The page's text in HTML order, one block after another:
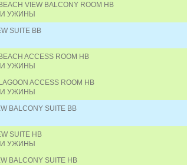
VIEW BALCONY ROOM HB
И УЖИНЫ
SUITE BB
ACCESS ROOM HB
И УЖИНЫ
ACCESS ROOM HB
И УЖИНЫ
BALCONY SUITE BB
SUITE HB
И УЖИНЫ
BALCONY SUITE HB